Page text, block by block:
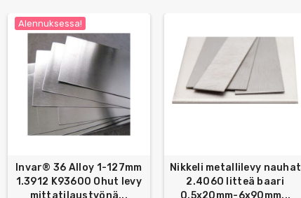
Alennuksessa!
Invar® 36 Alloy 1-127mm
1.3912 K93600 Ohut levy
Nikkeli metallilevy nauhat
2.4060 litteä baari